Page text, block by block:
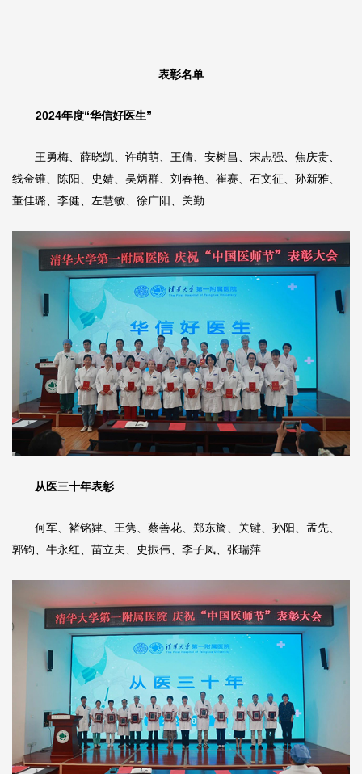
表彰名单
2024年度“华信好医生”
王勇梅、薛晓凯、 许萌萌、 王倩、 安树昌、宋志强、焦庆贵、
线金锥、陈阳、
史婧、 吴炳群、刘春艳、崔赛、 石文征、孙新雅、
董佳璐、李健、左慧敏、徐广阳、关勤
从医三十年表彰
何军 、褚铭肄、 王隽 蔡善花 郑东旖 关键 孙阳 、孟先、
郭钧
牛永红 苗立夫 史振伟 李子凤 张瑞萍